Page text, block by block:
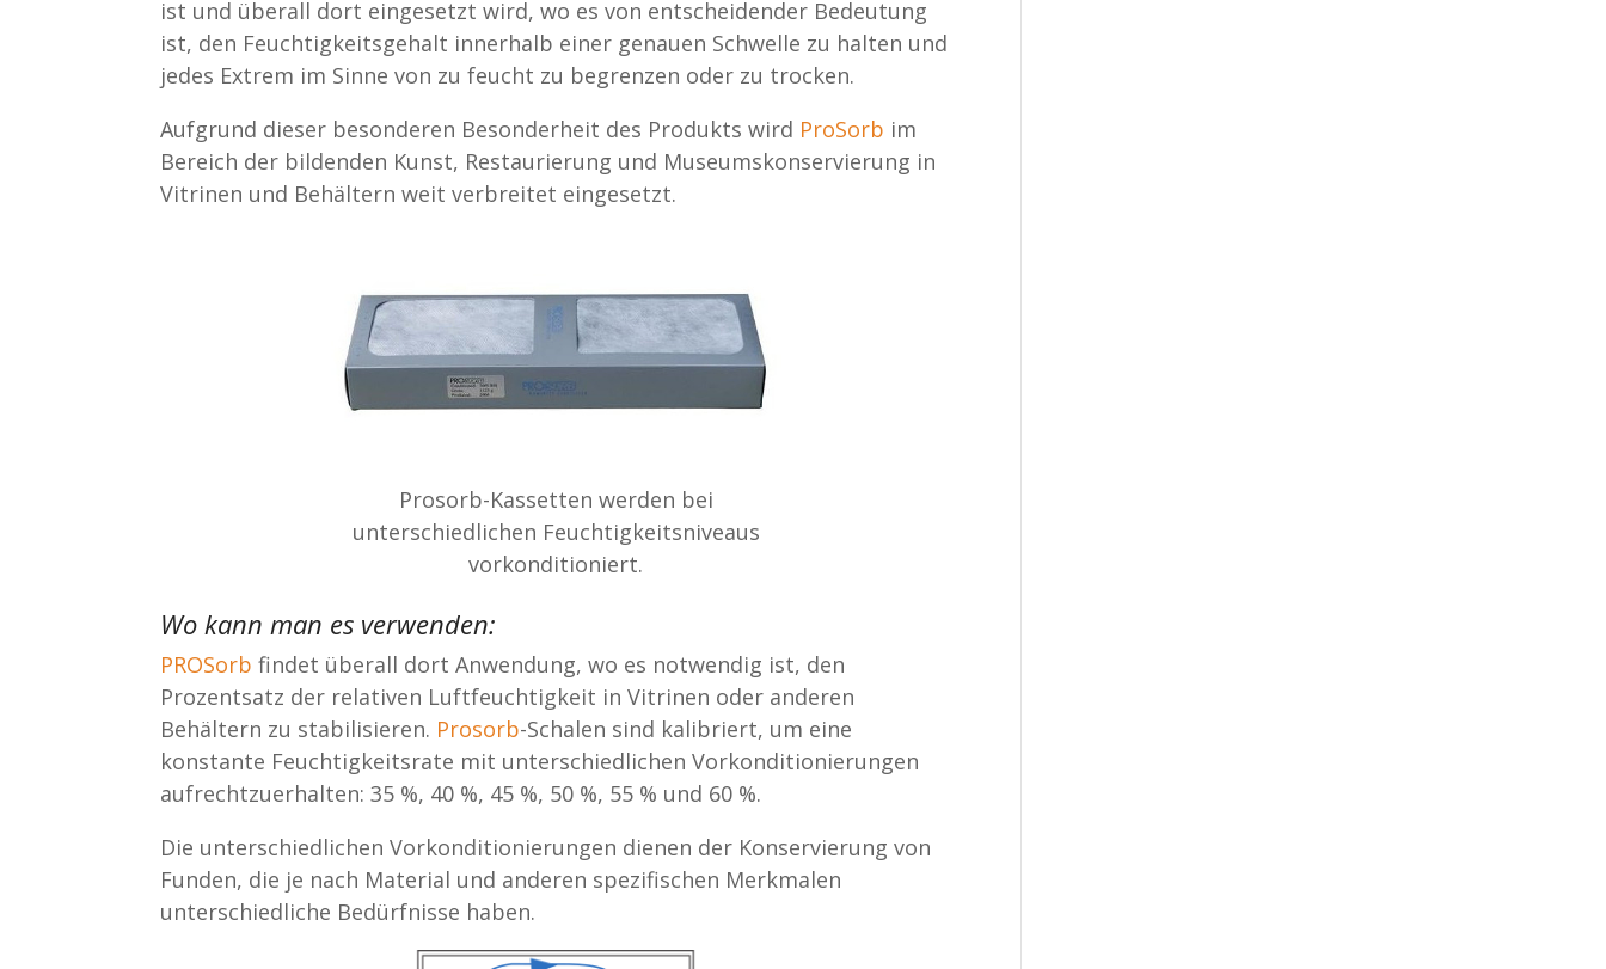
ist und überall dort eingesetzt wird, wo es von entscheidender Bedeutung
ist, den Feuchtigkeitsgehalt innerhalb einer genauen Schwelle zu halten und
jedes Extrem im Sinne von zu feucht zu begrenzen oder zu trocken.
Aufgrund dieser besonderen Besonderheit des Produkts wird ProSorb im
Bereich der bildenden Kunst, Restaurierung und Museumskonservierung in
Vitrinen und Behältern weit verbreitet eingesetzt.
Prosorb-Kassetten werden bei
unterschiedlichen Feuchtigkeitsniveaus
vorkonditioniert.
Wo kann man es verwenden:
PROSorb findet überall dort Anwendung, wo es notwendig ist, den
Prozentsatz der relativen Luftfeuchtigkeit in Vitrinen oder anderen
Behältern zu stabilisieren. Prosorb-Schalen sind kalibriert, um eine
konstante Feuchtigkeitsrate mit unterschiedlichen Vorkonditionierungen
aufrechtzuerhalten: 35 %, 40 %, 45 %, 50 %, 55 % und 60 %.
Die unterschiedlichen Vorkonditionierungen dienen der Konservierung von
Funden, die je nach Material und anderen spezifischen Merkmalen
unterschiedliche Bedürfnisse haben.